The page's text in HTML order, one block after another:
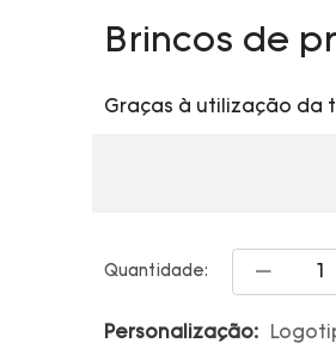
Brincos de
Graças à utilização
Quantidade:
Personalização: